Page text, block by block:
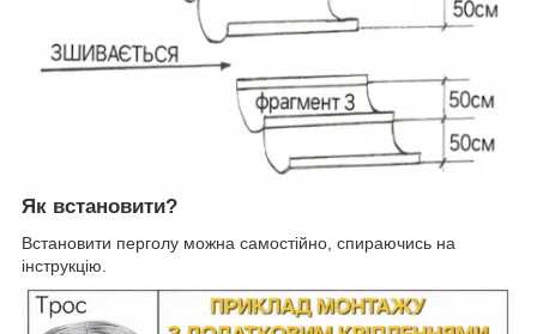
Як встановити?
Встановити перголу можна самостійно, спираючись на
інструкцію.